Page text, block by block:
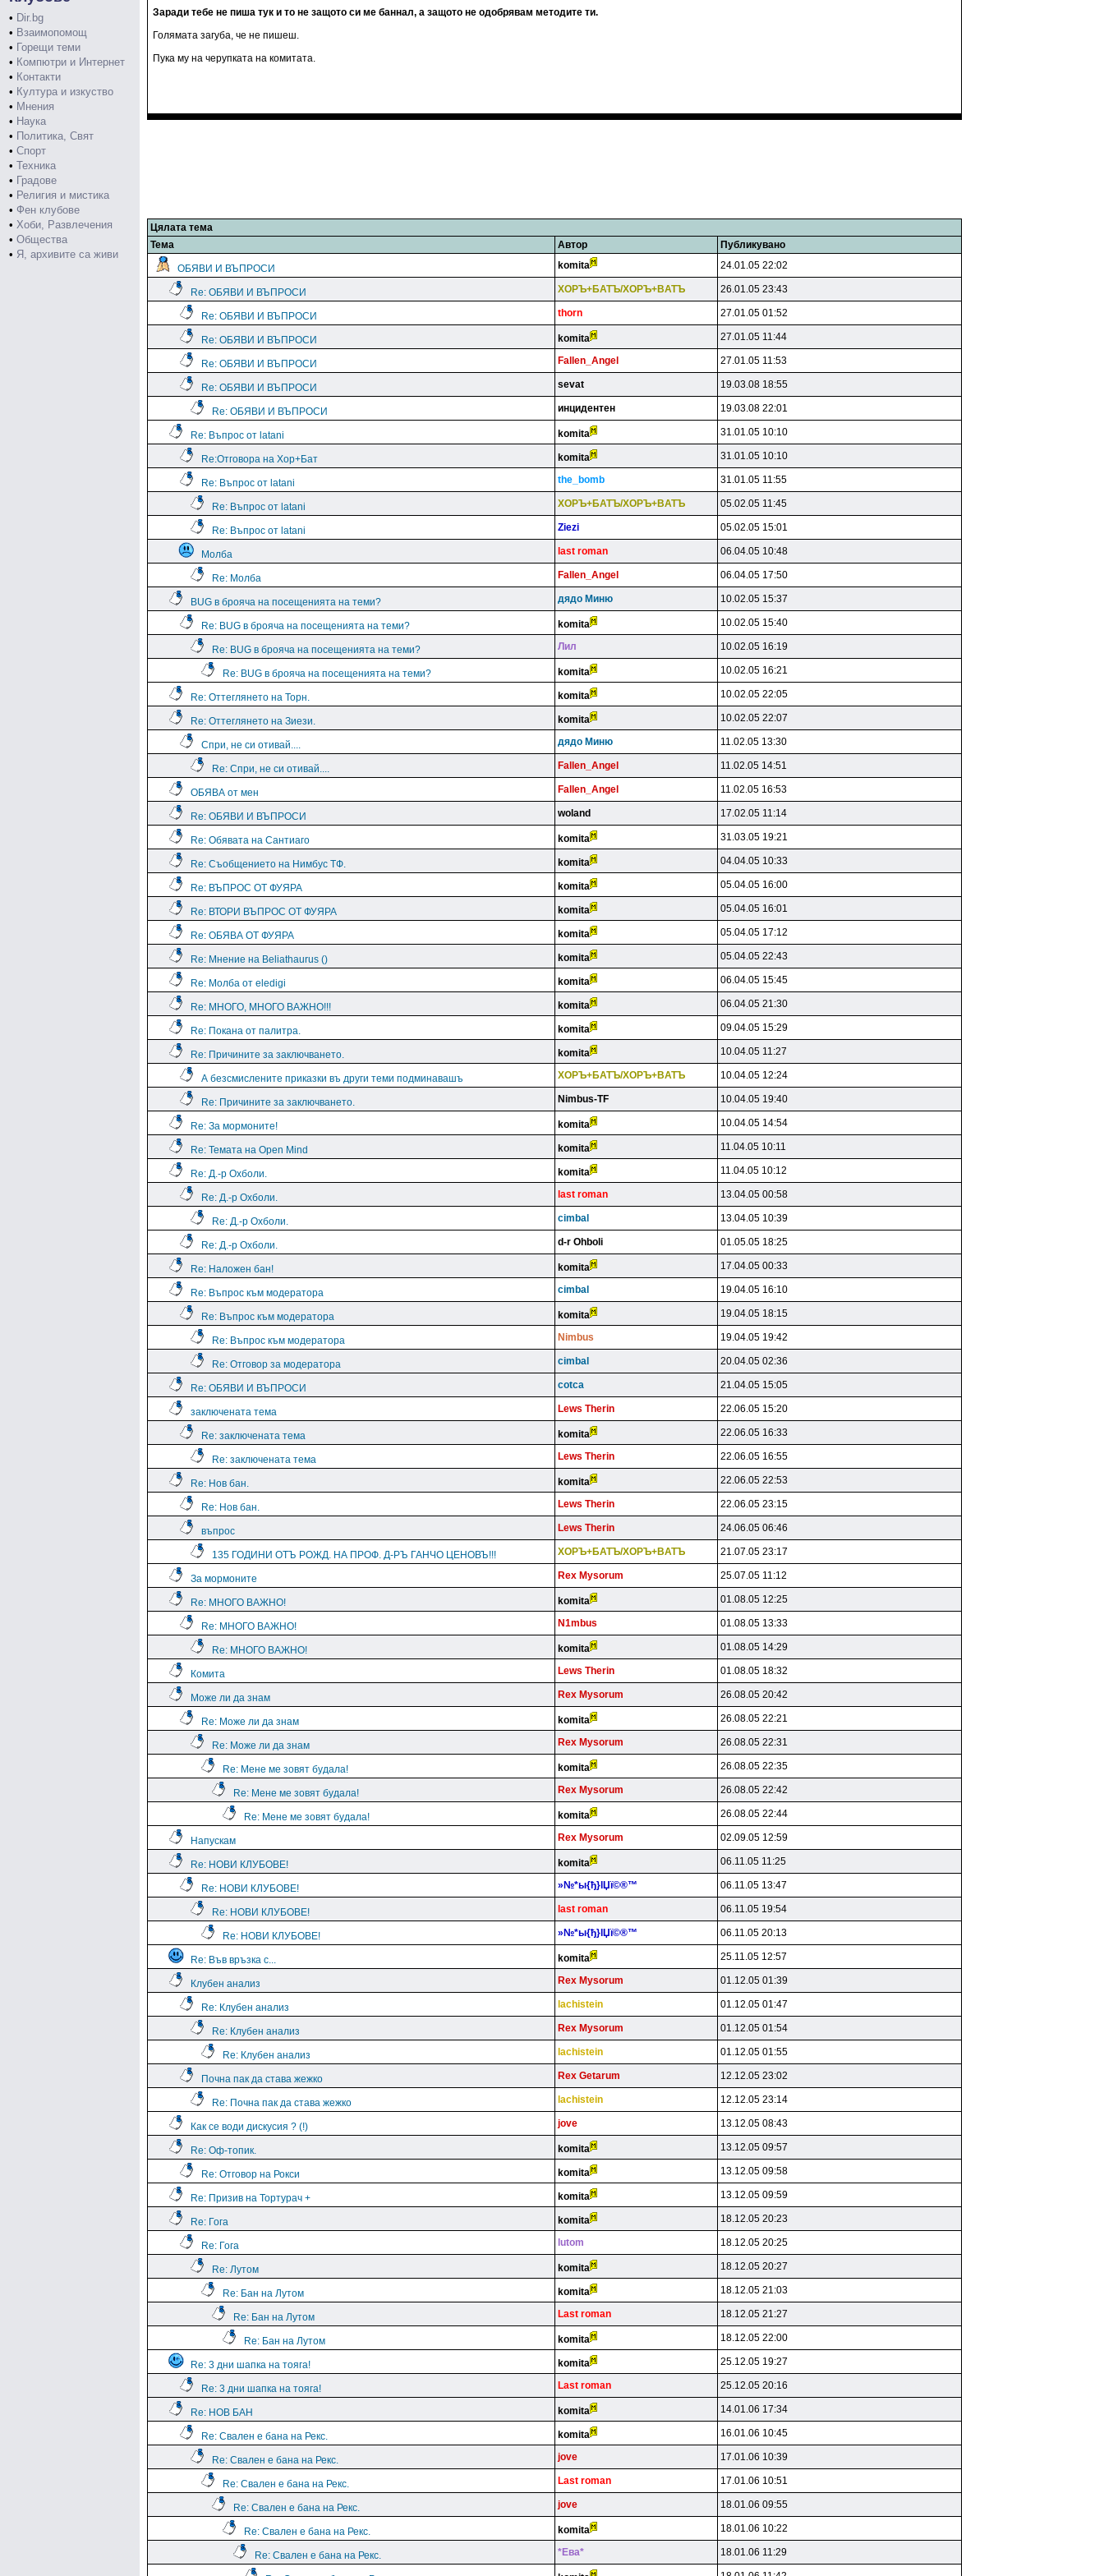
• Dir.bg
• Взаимопомощ
• Горещи теми
• Компютри и Интернет
• Контакти
• Култура и изкуство
• Мнения
• Наука
• Политика, Свят
• Спорт
• Техника
• Градове
• Религия и мистика
• Фен клубове
• Хоби, Развлечения
• Общества
• Я, архивите са живи
Заради тебе не пиша тук и то не защото си ме баннал, а защото не одобрявам методите ти.
Голямата загуба, че не пишеш.
Пука му на черупката на комитата.
Цялата тема
Тема
Автор Публикувано
ОБЯВИ И ВЪПРОСИ komita 24.01.05 22:02
Re: ОБЯВИ И ВЪПРОСИ XOPЪ+БATЪ/XOPЪ+BATЪ 26.01.05 23:43
Re: ОБЯВИ И ВЪПРОСИ thorn 27.01.05 01:52
Re: ОБЯВИ И ВЪПРОСИ komita 27.01.05 11:44
Re: ОБЯВИ И ВЪПРОСИ Fallen_Angel 27.01.05 11:53
Re: ОБЯВИ И ВЪПРОСИ sevat 19.03.08 18:55
Re: ОБЯВИ И ВЪПРОСИ инцидeнтeн 19.03.08 22:01
Re: Въпрос от latani komita 31.01.05 10:10
Re:Отговора на Хор+Бат komita 31.01.05 10:10
Re: Въпрос от latani the_bomb 31.01.05 11:55
Re: Въпрос от latani XOPЪ+БATЪ/XOPЪ+BATЪ 05.02.05 11:45
Re: Въпрос от latani Ziezi 05.02.05 15:01
Молба last roman 06.04.05 10:48
Re: Молба Fallen_Angel 06.04.05 17:50
BUG в брояча на посещенията на теми? дядo Mиню 10.02.05 15:37
Re: BUG в брояча на посещенията на теми? komita 10.02.05 15:40
Re: BUG в брояча на посещенията на теми? Лил 10.02.05 16:19
Re: BUG в брояча на посещенията на теми? komita 10.02.05 16:21
Re: Оттеглянето на Торн. komita 10.02.05 22:05
Re: Оттеглянето на Зиези. komita 10.02.05 22:07
Спри, не си отивай.... дядo Mиню 11.02.05 13:30
Re: Спри, не си отивай.... Fallen_Angel 11.02.05 14:51
ОБЯВА от мен Fallen_Angel 11.02.05 16:53
Re: ОБЯВИ И ВЪПРОСИ woland 17.02.05 11:14
Re: Обявата на Сантиаго komita 31.03.05 19:21
Re: Съобщението на Нимбус ТФ. komita 04.04.05 10:33
Re: ВЪПРОС ОТ ФУЯРА komita 05.04.05 16:00
Re: ВТОРИ ВЪПРОС ОТ ФУЯРА komita 05.04.05 16:01
Re: ОБЯВА ОТ ФУЯРА komita 05.04.05 17:12
Re: Мнение на Beliathaurus () komita 05.04.05 22:43
Re: Молба от eledigi komita 06.04.05 15:45
Re: МНОГО, МНОГО ВАЖНО!!! komita 06.04.05 21:30
Re: Покана от палитра. komita 09.04.05 15:29
Re: Причините за заключването. komita 10.04.05 11:27
А безсмислените приказки въ други теми подминавашъ XOPЪ+БATЪ/XOPЪ+BATЪ 10.04.05 12:24
Re: Причините за заключването. Nimbus-TF 10.04.05 19:40
Re: За мормоните! komita 10.04.05 14:54
Re: Темата на Open Mind komita 11.04.05 10:11
Re: Д.-р Охболи. komita 11.04.05 10:12
Re: Д.-р Охболи. last roman 13.04.05 00:58
Re: Д.-р Охболи. cimbal 13.04.05 10:39
Re: Д.-р Охболи. d-r Ohboli 01.05.05 18:25
Re: Наложен бан! komita 17.04.05 00:33
Re: Въпрос към модератора cimbal 19.04.05 16:10
Re: Въпрос към модератора komita 19.04.05 18:15
Re: Въпрос към модератора Nimbus 19.04.05 19:42
Re: Отговор за модератора cimbal 20.04.05 02:36
Re: ОБЯВИ И ВЪПРОСИ cotca 21.04.05 15:05
заключената тема Lews Therin 22.06.05 15:20
Re: заключената тема komita 22.06.05 16:33
Re: заключената тема Lews Therin 22.06.05 16:55
Re: Нов бан. komita 22.06.05 22:53
Re: Нов бан. Lews Therin 22.06.05 23:15
въпрос Lews Therin 24.06.05 06:46
135 ГОДИНИ ОТЪ РОЖД. НА ПРОФ. Д-РЪ ГАНЧО ЦЕНОВЪ!!! XOPЪ+БATЪ/XOPЪ+BATЪ 21.07.05 23:17
За мормоните Rex Mysorum 25.07.05 11:12
Re: МНОГО ВАЖНО! komita 01.08.05 12:25
Re: МНОГО ВАЖНО! N1mbus 01.08.05 13:33
Re: МНОГО ВАЖНО! komita 01.08.05 14:29
Комита Lews Therin 01.08.05 18:32
Може ли да знам Rex Mysorum 26.08.05 20:42
Re: Може ли да знам komita 26.08.05 22:21
Re: Може ли да знам Rex Mysorum 26.08.05 22:31
Re: Мене ме зовят будала! komita 26.08.05 22:35
Re: Мене ме зовят будала! Rex Mysorum 26.08.05 22:42
Re: Мене ме зовят будала! komita 26.08.05 22:44
Напускам Rex Mysorum 02.09.05 12:59
Re: НОВИ КЛУБОВЕ! komita 06.11.05 11:25
Re: НОВИ КЛУБОВЕ! »№*ы{ђ}lЏї©®™ 06.11.05 13:47
Re: НОВИ КЛУБОВЕ! last roman 06.11.05 19:54
Re: НОВИ КЛУБОВЕ! »№*ы{ђ}lЏї©®™ 06.11.05 20:13
Re: Във връзка с... komita 25.11.05 12:57
Клубен анализ Rex Mysorum 01.12.05 01:39
Re: Клубен анализ lachistein 01.12.05 01:47
Re: Клубен анализ Rex Mysorum 01.12.05 01:54
Re: Клубен анализ lachistein 01.12.05 01:55
Почна пак да става жежко Rex Getarum 12.12.05 23:02
Re: Почна пак да става жежко lachistein 12.12.05 23:14
Как се води дискусия ? (!) jove 13.12.05 08:43
Re: Оф-топик. komita 13.12.05 09:57
Re: Отговор на Рокси komita 13.12.05 09:58
Re: Призив на Тортурач + komita 13.12.05 09:59
Re: Гога komita 18.12.05 20:23
Re: Гога lutom 18.12.05 20:25
Re: Лутом komita 18.12.05 20:27
Re: Бан на Лутом komita 18.12.05 21:03
Re: Бан на Лутом Last roman 18.12.05 21:27
Re: Бан на Лутом komita 18.12.05 22:00
Re: 3 дни шапка на тояга! komita 25.12.05 19:27
Re: 3 дни шапка на тояга! Last roman 25.12.05 20:16
Re: НОВ БАН komita 14.01.06 17:34
Re: Свален е бана на Рекс. komita 16.01.06 10:45
Re: Свален е бана на Рекс. jove 17.01.06 10:39
Re: Свален е бана на Рекс. Last roman 17.01.06 10:51
Re: Свален е бана на Рекс. jove 18.01.06 09:55
Re: Свален е бана на Рекс. komita 18.01.06 10:22
Re: Свален е бана на Рекс. *Eвa* 18.01.06 11:29